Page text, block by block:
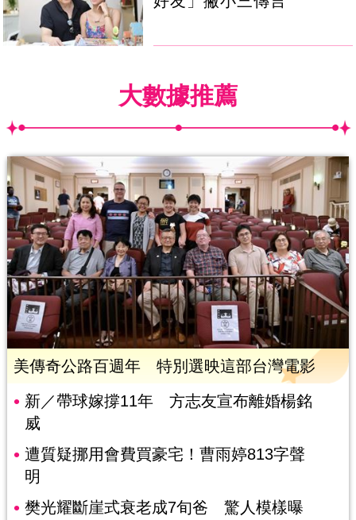
大數據推薦
美傳奇公路百週年 特別選映這部台灣電影
新／帶球嫁撐11年 方志友宣布離婚楊銘
威
遭質疑挪用會費買豪宅！曹雨婷813字聲
明
樊光耀斷崖式衰老成7旬爸 驚人模樣曝